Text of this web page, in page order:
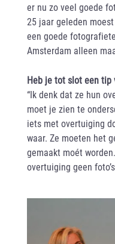
er nu zo veel goede
25 jaar geleden
een goede
Amsterdam alleen
Heb je tot slot een tip
“Ik denk dat ze hun
moet je zien te
iets met overtuiging
waar. Ze moeten het
gemaakt moét
overtuiging geen